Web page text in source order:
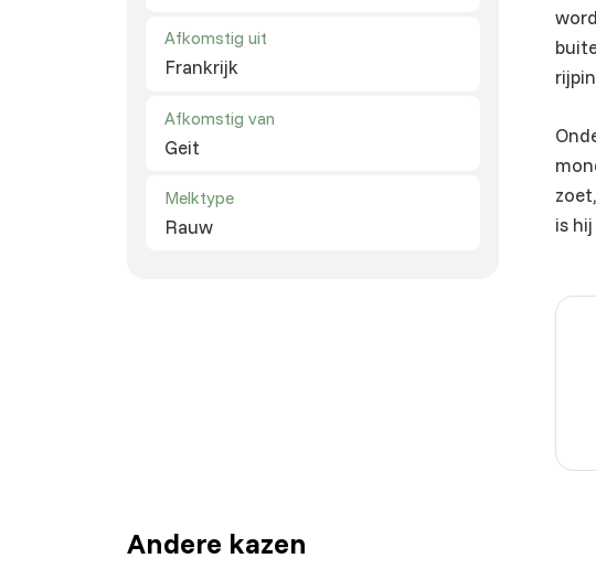
Afkomstig uit
Frankrijk
Afkomstig van
Geit
Melktype
Rauw
is
Andere kazen